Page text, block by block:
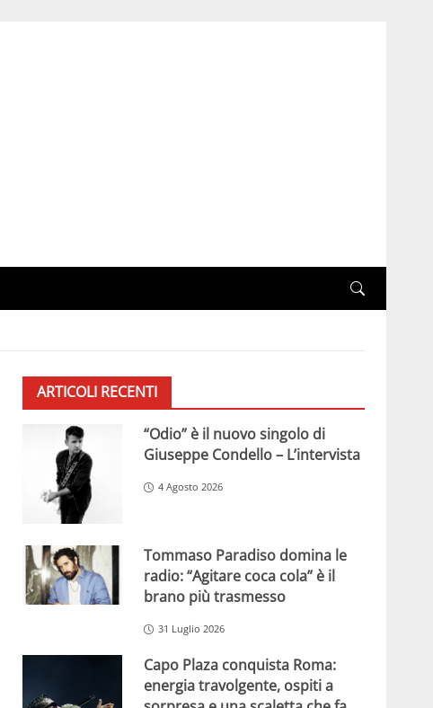
ARTICOLI RECENTI
“Odio” è il nuovo singolo di
Giuseppe Condello – L’intervista
4 Agosto 2026
Tommaso Paradiso domina le
radio: “Agitare coca cola” è il
brano più trasmesso
31 Luglio 2026
Capo Plaza conquista Roma:
energia travolgente, ospiti a